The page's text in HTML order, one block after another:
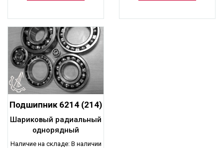
Подшипник 6214 (214)
шариковый
радиальный
однорядный
Шариковый радиальный
однорядный
Наличие на складе: В наличии